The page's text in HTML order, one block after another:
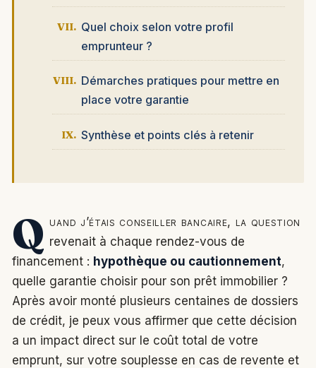
Quel choix selon votre profil
emprunteur ?
Démarches pratiques pour mettre en
place votre garantie
Synthèse et points clés à retenir
Q uand j’étais conseiller bancaire, la question
revenait à chaque rendez-vous de
financement : hypothèque ou cautionnement,
quelle garantie choisir pour son prêt immobilier ?
Après avoir monté plusieurs centaines de dossiers
de crédit, je peux vous affirmer que cette décision
a un impact direct sur le coût total de votre
emprunt, sur votre souplesse en cas de revente et